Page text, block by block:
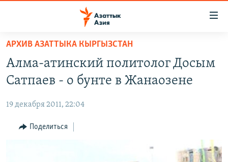
Вернуться
основному
содержанию
навигации
УЗБЕКИСТАН
ТАДЖИКИСТАН
НА ДРУГИХ ЯЗЫКАХ
ҚАЗАҚША
АРХИВ АЗАТТЫКА КЫРГЫЗСТАН
Алма-атинский политолог Досым
Сатпаев - о бунте в Жанаозене
19 декабря 2011, 22:04
Поделиться